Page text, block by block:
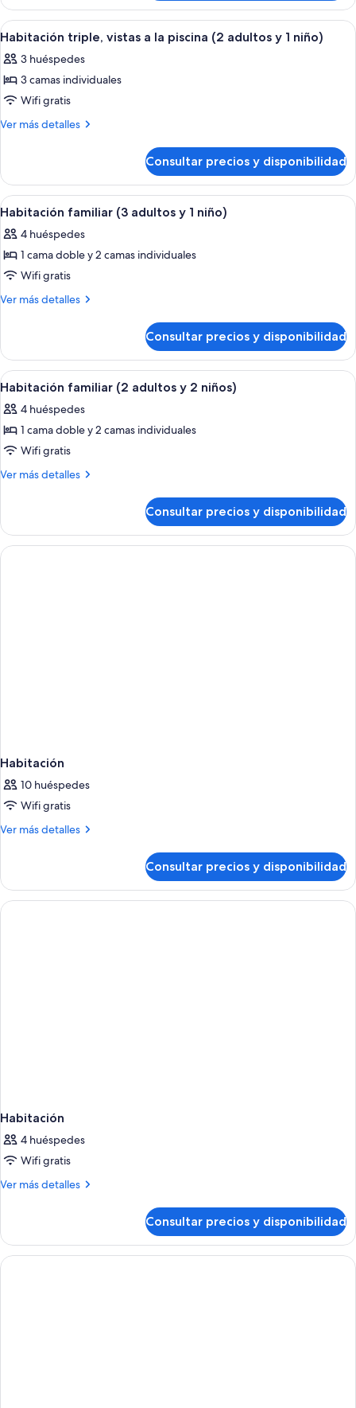
la
piscina
(3
adults)
triple,
vistas
a
piscina
(3
Abrir
todas
las
fotos
de
Habitación
a
la
piscina
(2
adultos
y
niño)
Un dormitorio ordenado con una
7
Habitación triple, vistas a la piscina (2 adultos y 1 niño)
3 huéspedes
3 camas individuales
Wifi gratis
Ver más detalles
Más
triple,
vistas
a
piscina
(2
1
Consultar precios y disponibilidad
Abrir
todas
las
fotos
de
Habitación
adultos
y
1
niño)
Un dormitorio ordenado con una
8
Habitación familiar (3 adultos y 1 niño)
4 huéspedes
1 cama doble y 2 camas individuales
Wifi gratis
Ver más detalles
Más
familiar
(3
adultos
niño)
Consultar precios y disponibilidad
Abrir
todas
las
fotos
de
Habitación
adultos
y
2
Un dormitorio ordenado con una
8
Habitación familiar (2 adultos y 2 niños)
4 huéspedes
1 cama doble y 2 camas individuales
Wifi gratis
Ver más detalles
Más
familiar
(2
adultos
Consultar precios y disponibilidad
Habitación
10 huéspedes
Wifi gratis
Ver más detalles
Más
Consultar precios y disponibilidad
Habitación
4 huéspedes
Wifi gratis
Ver más detalles
Más
Consultar precios y disponibilidad